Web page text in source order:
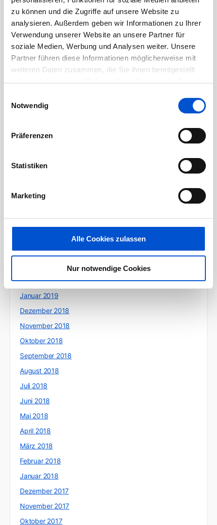
zu können und die Zugriffe auf unsere Website zu
analysieren. Außerdem geben wir Informationen zu Ihrer
Verwendung unserer Website an unsere Partner für
soziale Medien, Werbung und Analysen weiter. Unsere
Partner führen diese Informationen möglicherweise mit
weiteren Daten zusammen, die Sie ihnen bereitgestellt
haben oder die sie im Rahmen Ihrer Nutzung der Dienste
Notwendig
Präferenzen
Statistiken
Marketing
Alle Cookies zulassen
Nur notwendige Cookies
August 2020
Juli 2020
Juni 2020
Mai 2020
April 2020
März 2020
Juni 2019
April 2019
Februar 2019
Januar 2019
Dezember 2018
November 2018
Oktober 2018
September 2018
August 2018
Juli 2018
Juni 2018
Mai 2018
April 2018
März 2018
Februar 2018
Januar 2018
Dezember 2017
November 2017
Oktober 2017